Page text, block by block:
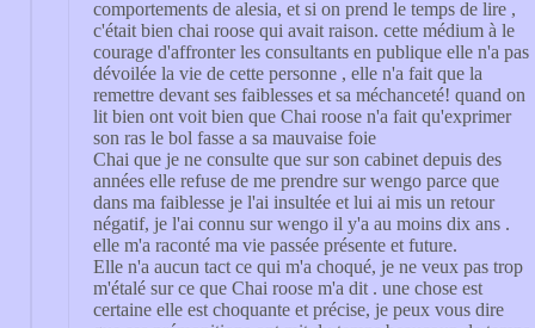
comportements de alesia, et si on prend le temps de lire ,
c'était bien chai roose qui avait raison. cette médium à le
courage d'affronter les consultants en publique elle n'a pas
dévoilée la vie de cette personne , elle n'a fait que la
remettre devant ses faiblesses et sa méchanceté! quand on
lit bien ont voit bien que Chai roose n'a fait qu'exprimer
son ras le bol fasse a sa mauvaise foie
Chai que je ne consulte que sur son cabinet depuis des
années elle refuse de me prendre sur wengo parce que
dans ma faiblesse je l'ai insultée et lui ai mis un retour
négatif, je l'ai connu sur wengo il y'a au moins dix ans .
elle m'a raconté ma vie passée présente et future.
Elle n'a aucun tact ce qui m'a choqué, je ne veux pas trop
m'étalé sur ce que Chai roose m'a dit . une chose est
certaine elle est choquante et précise, je peux vous dire